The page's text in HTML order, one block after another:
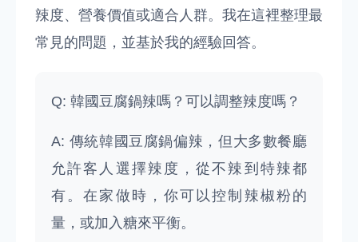
辣度、營養價值或適合人群。我在這裡整理最
常見的問題，並基於我的經驗回答。
Q: 韓國豆腐鍋辣嗎？可以調整辣度嗎？
A: 傳統韓國豆腐鍋偏辣，但大多數餐廳
允許客人選擇辣度，從不辣到特辣都
有。在家做時，你可以控制辣椒粉的
量，或加入糖來平衡。